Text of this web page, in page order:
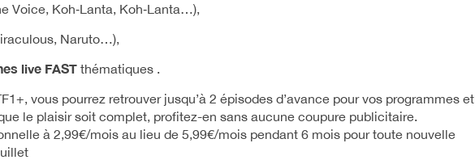
Voice, Koh‑Lanta, Koh‑Lanta…),
Naruto…),
live FAST thématiques .
vous pourrez retrouver jusqu’à 2 épisodes d’avance pour vos programmes et
le plaisir soit complet, profitez-en sans aucune coupure publicitaire.
à 2,99€/mois au lieu de 5,99€/mois pendant 6 mois pour toute nouvelle